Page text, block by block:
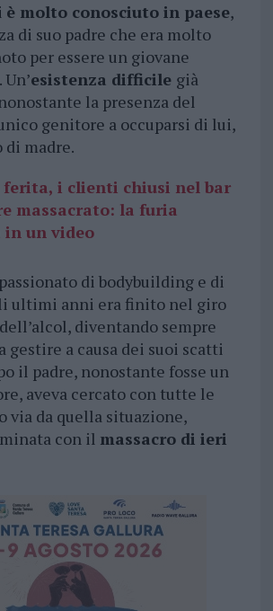
è molto conosciuto in paese,
di suo padre che era molto
per essere un giovane
esistenza difficile già
la presenza del
genitore a occuparsi di lui,
di madre.
ferita, i clienti chiusi nel bar
massacrato: la furia
in un video
di bodybuilding e di
ultimi anni era finito nel giro
diventando sempre
gestire a causa dei suoi scatti
il padre, nonostante fosse un
aveva cercato con tutte le
via da quella situazione,
con il massacro di ieri